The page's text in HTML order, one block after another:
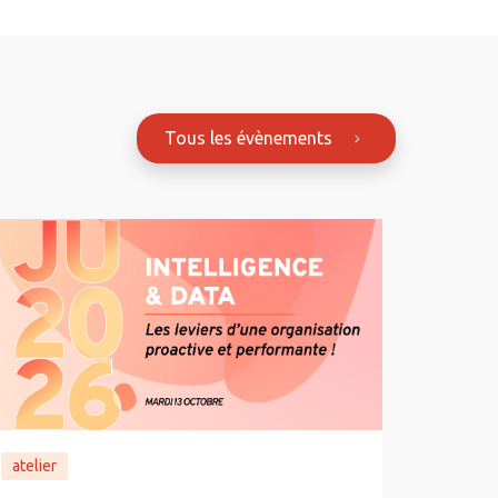
Tous les évènements
atelier